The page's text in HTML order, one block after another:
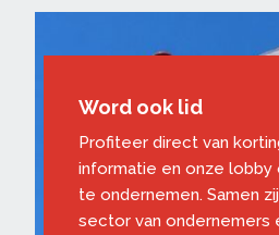
Word ook lid
Profiteer direct van
informatie en onze lobby
te ondernemen. Samen
sector van ondernemers